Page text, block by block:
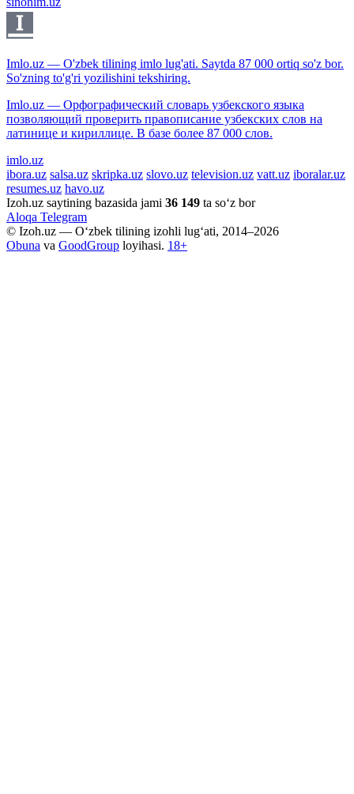
Imlo.uz — O'zbek tilining imlo lug'ati. Saytda 87 000 ortiq so'z bor.
So'zning to'g'ri yozilishini tekshiring.
Imlo.uz — Орфографический словарь узбекского языка
позволяющий проверить правописание узбекских слов на
латинице и кириллице. В базе более 87 000 слов.
imlo.uz
ibora.uz salsa.uz skripka.uz slovo.uz television.uz vatt.uz iboralar.uz
resumes.uz havo.uz
Izoh.uz saytining bazasida jami 36 149 ta so‘z bor
Aloqa Telegram
© Izoh.uz — O‘zbek tilining izohli lug‘ati, 2014–2026
Obuna va GoodGroup loyihasi. 18+